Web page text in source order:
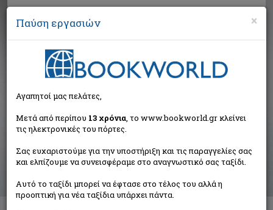
Αναζήτηση
Βιβλία στην κατηγορία
Παιδικά - Εφηβικά
×
Παύση εργασιών
Αγαπητοί μας πελάτες,
Μετά από περίπου 13 χρόνια, το www.bookworld.gr κλείνει
τις ηλεκτρονικές του πόρτες.
Σας ευχαριστούμε για την υποστήριξη και τις παραγγελίες σας
και ελπίζουμε να συνεισφέραμε στο αναγνωστικό σας ταξίδι.
Αυτό το ταξίδι μπορεί να έφτασε στο τέλος του αλλά η
προοπτική για νέα ταξίδια υπάρχει πάντα.